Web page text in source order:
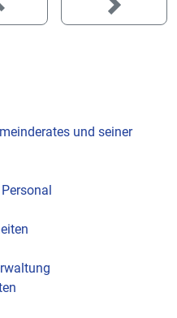
und seiner